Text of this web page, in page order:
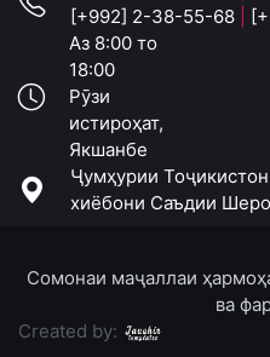
[+992] 2-38-55-68
Аз 8:00 то
18:00
Рӯзи
истироҳат,
Якшанбе
Ҷумҳурии
хиёбони Саъдии
Сомонаи маҷаллаи
ва
Created by: